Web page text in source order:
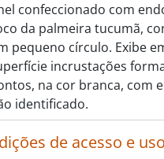
confeccionado com
da palmeira tucumã,
pequeno círculo. Exibe
incrustações
na cor branca, com
identificado.
de acesso e uso